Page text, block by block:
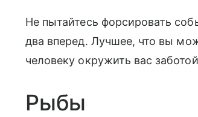
Не пытайтесь форсировать
два вперед. Лучшее, что вы
человеку окружить вас
Рыбы